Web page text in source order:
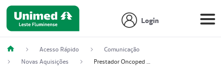
Login
Acesso Rápido
Comunicação
Novas Aquisições
Prestador Oncoped Serviços Médicos (51004335-0)